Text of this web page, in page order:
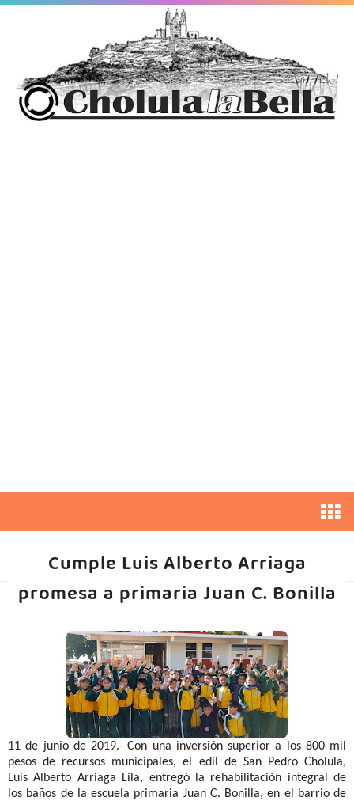
Cumple Luis Alberto Arriaga
promesa a primaria Juan C. Bonilla
11 de junio de 2019.- Con una inversión superior a los 800 mil
pesos de recursos municipales, el edil de San Pedro Cholula,
Luis Alberto Arriaga Lila, entregó la rehabilitación integral de
los baños de la escuela primaria Juan C. Bonilla, en el barrio de